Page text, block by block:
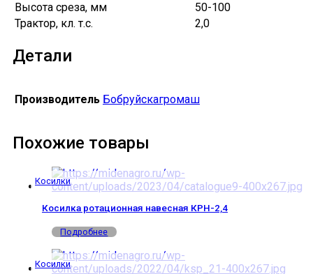
Высота среза, мм
50-100
Трактор, кл. т.с.
2,0
Детали
Производитель Бобруйскагромаш
Похожие товары
Косилки
Косилка ротационная навесная КРН-2,4
Подробнее
Косилки